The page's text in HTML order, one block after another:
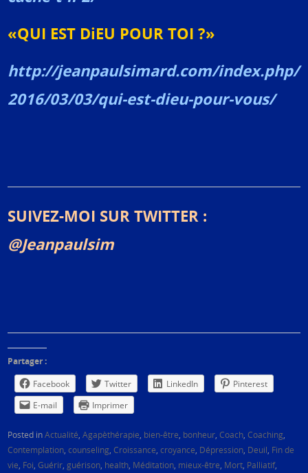
«QUI EST DiEU POUR TOI ?»
http://jeanpaulsimard.com/index.php/
2016/03/03/qui-est-dieu-pour-vous/
SUIVEZ-MOI SUR TWITTER :
@Jeanpaulsim
Partager :
Facebook
Twitter LinkedIn
Pinterest
E-mail
Imprimer
Posted inActualité ,Agapèthérapie bien-être bonheur ,Coach ,Coaching
Contemplation ,counseling ,Croissance ,croyance Dépression Deuil Fin de
vie Foi ,Guérir guérison health Méditation mieux-être Mort Palliatif,